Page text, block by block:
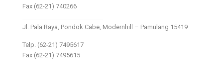
Fax (62-21) 740266
Jl. Pala Raya, Pondok Cabe, Modernhill – Pamulang 15419
Telp. (62-21) 7495617
Fax (62-21) 7495615